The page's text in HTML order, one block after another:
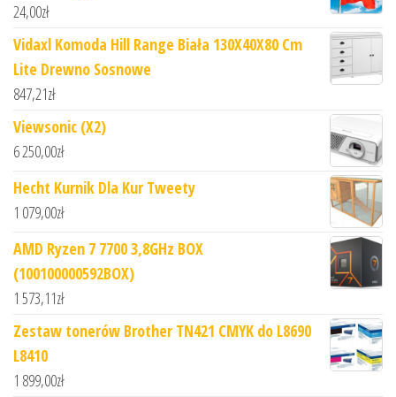
24,00zł
Vidaxl Komoda Hill Range Biała 130X40X80 Cm
Lite Drewno Sosnowe
847,21zł
Viewsonic (X2)
6 250,00zł
Hecht Kurnik Dla Kur Tweety
1 079,00zł
AMD Ryzen 7 7700 3,8GHz BOX
(100100000592BOX)
1 573,11zł
Zestaw tonerów Brother TN421 CMYK do L8690
L8410
1 899,00zł